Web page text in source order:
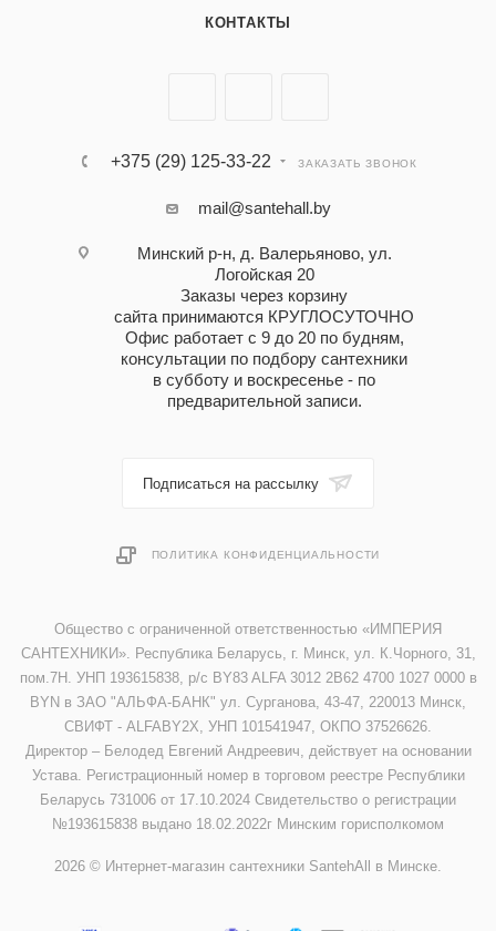
КОНТАКТЫ
+375 (29) 125-33-22 ЗАКАЗАТЬ ЗВОНОК
mail@santehall.by
Минский р-н, д. Валерьяново, ул.
Логойская 20
Заказы через корзину
сайта принимаются КРУГЛОСУТОЧНО
Офис работает с 9 до 20 по будням,
консультации по подбору сантехники
в субботу и воскресенье - по
предварительной записи.
Подписаться на рассылку
ПОЛИТИКА КОНФИДЕНЦИАЛЬНОСТИ
Общество с ограниченной ответственностью «ИМПЕРИЯ
САНТЕХНИКИ». Республика Беларусь, г. Минск, ул. К.Чорного, 31,
пом.7Н. УНП 193615838, р/с BY83 ALFA 3012 2B62 4700 1027 0000 в
BYN в ЗАО "АЛЬФА-БАНК" ул. Сурганова, 43-47, 220013 Минск,
СВИФТ - ALFABY2X, УНП 101541947, ОКПО 37526626.
Директор – Белодед Евгений Андреевич, действует на основании
Устава. Регистрационный номер в торговом реестре Республики
Беларусь 731006 от 17.10.2024 Свидетельство о регистрации
№193615838 выдано 18.02.2022г Минским горисполкомом
2026 © Интернет-магазин сантехники SantehAll в Минске.